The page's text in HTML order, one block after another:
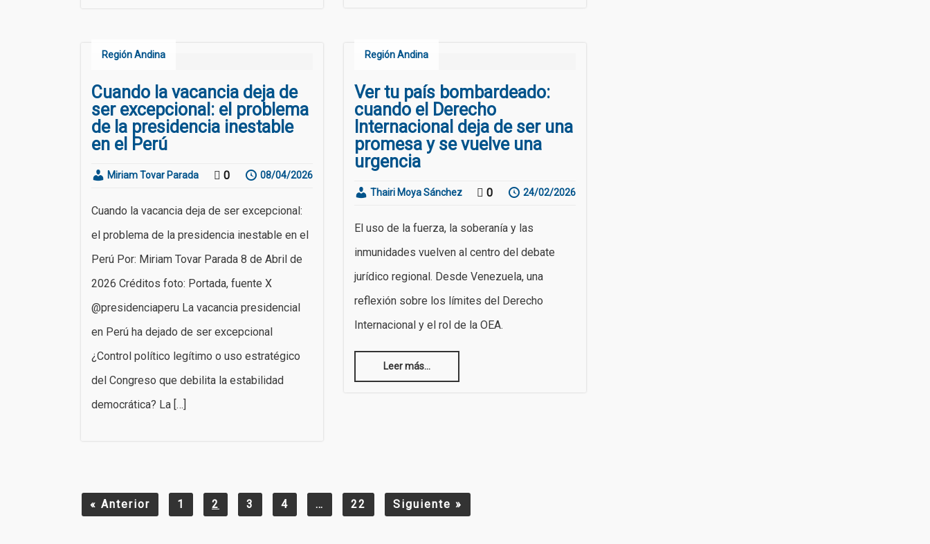
Región Andina
Cuando la vacancia deja de
ser excepcional: el problema
de la presidencia inestable
en el Perú
Miriam Tovar Parada 0 08/04/2026
Cuando la vacancia deja de ser excepcional:
el problema de la presidencia inestable en el
Perú Por: Miriam Tovar Parada 8 de Abril de
2026 Créditos foto: Portada, fuente X
@presidenciaperu La vacancia presidencial
en Perú ha dejado de ser excepcional
¿Control político legítimo o uso estratégico
del Congreso que debilita la estabilidad
democrática? La […]
Región Andina
Ver tu país bombardeado:
cuando el Derecho
Internacional deja de ser una
promesa y se vuelve una
urgencia
Thairi Moya Sánchez 0 24/02/2026
El uso de la fuerza, la soberanía y las
inmunidades vuelven al centro del debate
jurídico regional. Desde Venezuela, una
reflexión sobre los límites del Derecho
Internacional y el rol de la OEA.
Leer más...
« Anterior 1 2 3 4 … 22 Siguiente »